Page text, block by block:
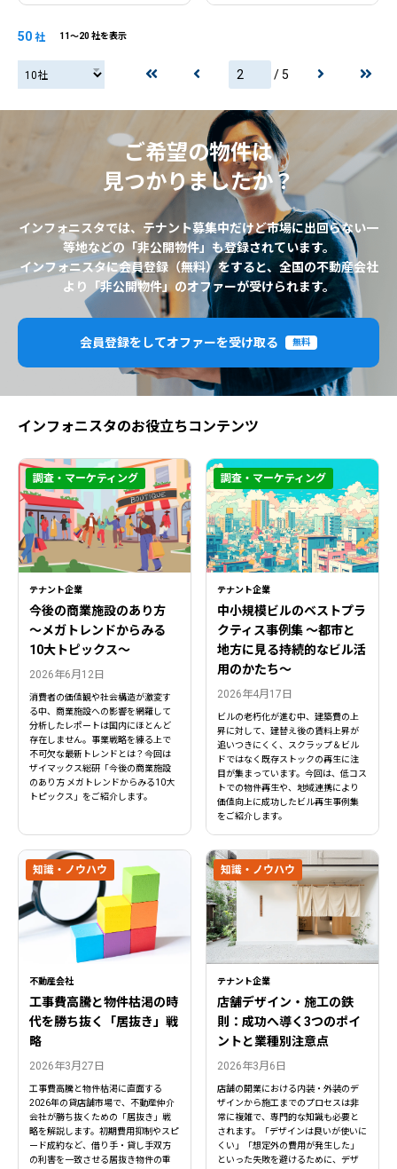
50 社 11〜20 社を表示
20社 / 5
ご希望の物件は
見つかりましたか？
インフォニスタでは、テナント募集中だけど市場に出回らない一
等地などの「非公開物件」も登録されています。
インフォニスタに会員登録（無料）をすると、全国の不動産会社
より「非公開物件」のオファーが受けられます。
会員登録をしてオファーを受け取る 無料
インフォニスタのお役立ちコンテンツ
テナント企業
今後の商業施設のあり方
〜メガトレンドからみる
10大トピックス〜
2026年6月12日
消費者の価値観や社会構造が激変す
る中、商業施設への影響を網羅して
分析したレポートは国内にほとんど
存在しません。事業戦略を練る上で
不可欠な最新トレンドとは？今回は
ザイマックス総研「今後の商業施設
のあり方 メガトレンドからみる10大
トピックス」をご紹介します。
調査・マーケティング
テナント企業
中小規模ビルのベストプラ
クティス事例集 ～都市と
地方に見る持続的なビル活
用のかたち～
2026年4月17日
ビルの老朽化が進む中、建築費の上
昇に対して、建替え後の賃料上昇が
追いつきにくく、スクラップ＆ビル
ドではなく既存ストックの再生に注
目が集まっています。今回は、低コス
トでの物件再生や、地域連携により
価値向上に成功したビル再生事例集
をご紹介します。
調査・マーケティング
不動産会社
工事費高騰と物件枯渇の時
代を勝ち抜く「居抜き」戦
略
2026年3月27日
工事費高騰と物件枯渇に直面する
2026年の貸店舗市場で、不動産仲介
会社が勝ち抜くための「居抜き」戦
略を解説します。初期費用抑制やスピ
ード成約など、借り手・貸し手双方
の利害を一致させる居抜き物件の重
知識・ノウハウ
テナント企業
店舗デザイン・施工の鉄
則：成功へ導く3つのポイ
ントと業種別注意点
2026年3月6日
店舗の開業における内装・外装のデ
ザインから施工までのプロセスは非
常に複雑で、専門的な知識も必要と
されます。「デザインは良いが使いに
くい」「想定外の費用が発生した」
といった失敗を避けるために、デザ
知識・ノウハウ